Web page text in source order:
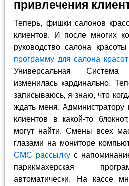
привлечения
Теперь, фишки салонов
клиентов. И после многих
руководство салона
программу для салона
Универсальная
изменилась кардинально.
записываюсь, я знаю, что
ждать меня. Администратору
клиентов в какой-то
могут найти. Смены всех
глазами на мониторе
СМС рассылкус
парикмахерская
автоматически. На кассе